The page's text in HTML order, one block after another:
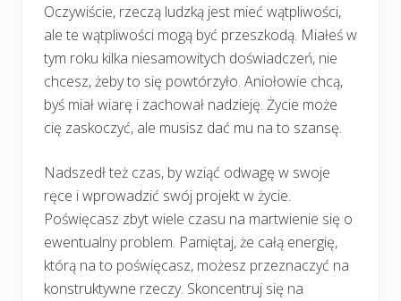
Oczywiście, rzeczą ludzką jest mieć wątpliwości,
ale te wątpliwości mogą być przeszkodą. Miałeś w
tym roku kilka niesamowitych doświadczeń, nie
chcesz, żeby to się powtórzyło. Aniołowie chcą,
byś miał wiarę i zachował nadzieję. Życie może
cię zaskoczyć, ale musisz dać mu na to szansę.
Nadszedł też czas, by wziąć odwagę w swoje
ręce i wprowadzić swój projekt w życie.
Poświęcasz zbyt wiele czasu na martwienie się o
ewentualny problem. Pamiętaj, że całą energię,
którą na to poświęcasz, możesz przeznaczyć na
konstruktywne rzeczy. Skoncentruj się na